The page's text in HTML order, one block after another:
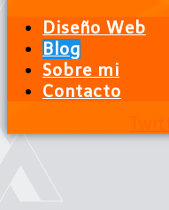
Diseño Web
Blog
Sobre mi
Contacto